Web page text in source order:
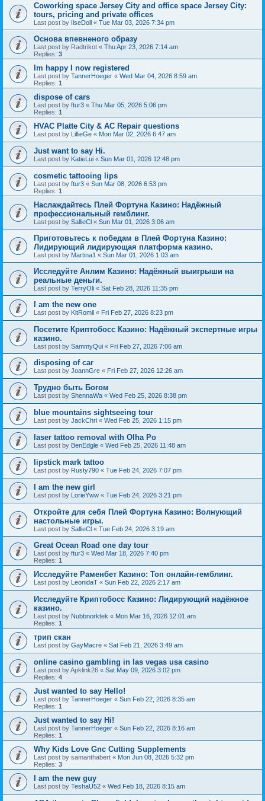
Coworking space Jersey City and office space Jersey City:
tours, pricing and private offices
Last post by IlseDoll « Tue Mar 03, 2026 7:34 pm
Основа впевненого образу
Last post by Radtrikot « Thu Apr 23, 2026 7:14 am
Replies: 3
Im happy I now registered
Last post by TannerHoeger « Wed Mar 04, 2026 8:59 am
Replies: 1
dispose of cars
Last post by ftur3 « Thu Mar 05, 2026 5:06 pm
Replies: 1
HVAC Platte City & AC Repair questions
Last post by LillieGe « Mon Mar 02, 2026 6:47 am
Just want to say Hi.
Last post by KatieLui « Sun Mar 01, 2026 12:48 pm
cosmetic tattooing lips
Last post by ftur3 « Sun Mar 08, 2026 6:53 pm
Replies: 1
Наслаждайтесь Плей Фортуна Казино: Надёжный
профессиональный гемблинг.
Last post by SallieCl « Sun Mar 01, 2026 3:06 am
Приготовьтесь к победам в Плей Фортуна Казино:
Лидирующий лидирующая платформа казино.
Last post by Martina1 « Sun Mar 01, 2026 1:03 am
Исследуйте Анлим Казино: Надёжный выигрыши на
реальные деньги.
Last post by TerryOli « Sat Feb 28, 2026 11:35 pm
I am the new one
Last post by KitRomil « Fri Feb 27, 2026 8:23 pm
Посетите Криптобосс Казино: Надёжный экспертные игры
казино.
Last post by SammyQui « Fri Feb 27, 2026 7:06 am
disposing of car
Last post by JoannGre « Fri Feb 27, 2026 12:26 am
Трудно быть Богом
Last post by ShennaWa « Wed Feb 25, 2026 8:38 pm
blue mountains sightseeing tour
Last post by JackChri « Wed Feb 25, 2026 1:15 pm
laser tattoo removal with Olha Po
Last post by BenEdgle « Wed Feb 25, 2026 11:48 am
lipstick mark tattoo
Last post by Rusty790 « Tue Feb 24, 2026 7:07 pm
I am the new girl
Last post by LorieYww « Tue Feb 24, 2026 3:21 pm
Откройте для себя Плей Фортуна Казино: Волнующий
настольные игры.
Last post by SallieCl « Tue Feb 24, 2026 3:19 am
Great Ocean Road one day tour
Last post by ftur3 « Wed Mar 18, 2026 7:40 pm
Replies: 1
Исследуйте Раменбет Казино: Топ онлайн-гемблинг.
Last post by LeonidaT « Sun Feb 22, 2026 2:17 am
Исследуйте Криптобосс Казино: Лидирующий надёжное
казино.
Last post by Nubbnorktek « Mon Mar 16, 2026 12:01 am
Replies: 1
трип скан
Last post by GayMacre « Sat Feb 21, 2026 3:49 am
online casino gambling in las vegas usa casino
Last post byApklink26 « Sat May 09, 2026 3:02 pm
Replies: 4
Just wanted to say Hello!
Last post by TannerHoeger « Sun Feb 22, 2026 8:35 am
Replies: 1
Just wanted to say Hi!
Last post by TannerHoeger « Sun Feb 22, 2026 8:16 am
Replies: 1
Why Kids Love Gnc Cutting Supplements
Last post by samanthabert « Mon Jun 08, 2026 5:32 pm
Replies: 3
I am the new guy
Last post by TeshaU52 « Wed Feb 18, 2026 8:15 am